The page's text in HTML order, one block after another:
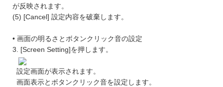
が反映されます。
(5) [Cancel] 設定内容を破棄します。
• 画面の明るさとボタンクリック音の設定
3. [Screen Setting]を押します。
設定画面が表示されます。
画面表示とボタンクリック音を設定します。